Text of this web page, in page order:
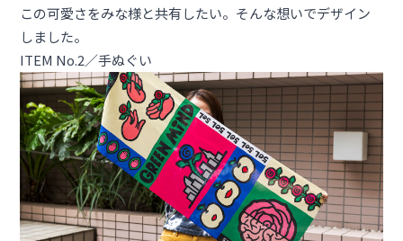
この可愛さをみな様と共有したい。そんな想いでデザイン
しました。
ITEM No.2／手ぬぐい